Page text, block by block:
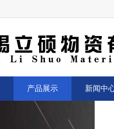
产品展示 新闻中